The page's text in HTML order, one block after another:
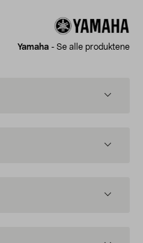
Yamaha - Se alle produktene